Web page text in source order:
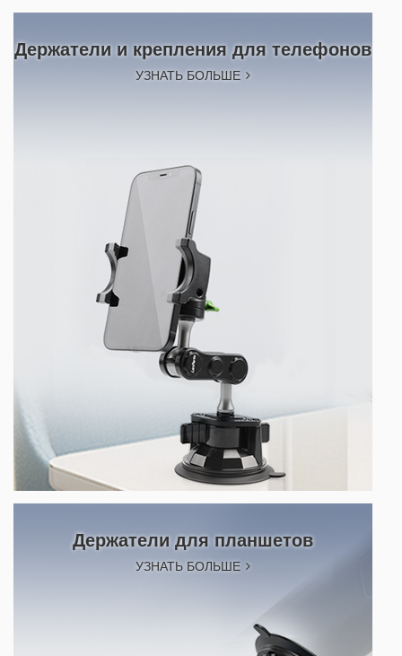
Держатели и крепления для телефонов
УЗНАТЬ БОЛЬШЕ
Держатели для планшетов
УЗНАТЬ БОЛЬШЕ